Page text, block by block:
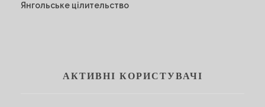
Янгольське цілительство
АКТИВНІ КОРИСТУВАЧІ